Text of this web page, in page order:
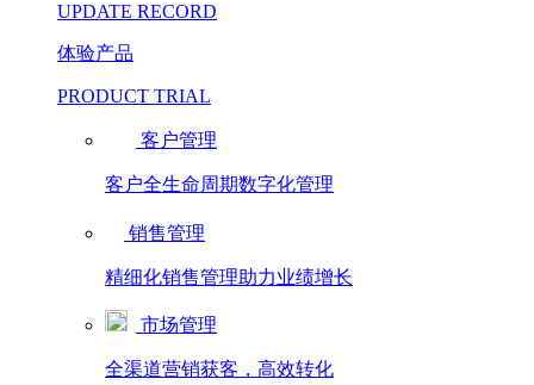
UPDATE RECORD
体验产品
PRODUCT TRIAL
客户管理
客户全生命周期数字化管理
销售管理
精细化销售管理助力业绩增长
市场管理
全渠道营销获客，高效转化